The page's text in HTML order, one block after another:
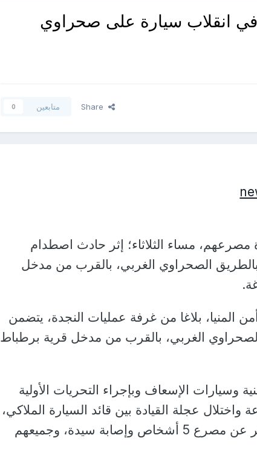
سيدة في انقلاب سيارة على صحراوي
Share متابعين 0
مصرعهم، مساء الثلاثاء؛ إثر حادث اصطدام
الصحراوي الغربي، بالقرب من مدخل
المنيا، بلاغا من غرفة عمليات النجدة، يتضمن
الغربي، بالقرب من مدخل قرية برطباط
وسيارات الإسعاف وبإجراء التحريات الأولية
عجلة القيادة بين قائد السيارة الملاكي،
واصطدامها بالرصيف، مما أسفر عن مصرع 5 أشخاص وإصابة سيدة، وجميعهم